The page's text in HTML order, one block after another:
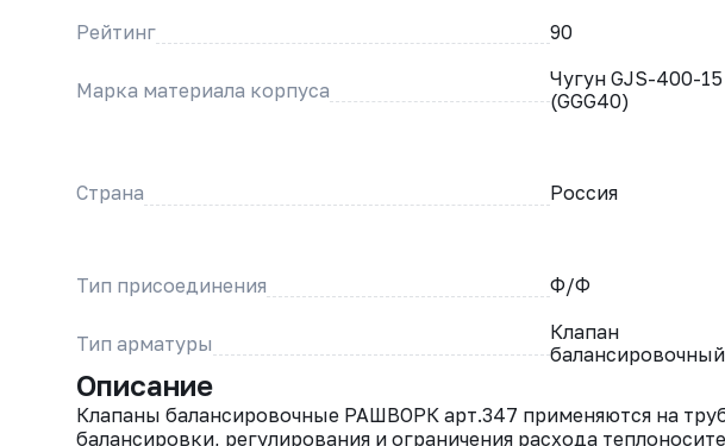
Рейтинг
90
Марка материала корпуса
Чугун GJS-400-15
(GGG40)
Страна Россия
Тип присоединения Ф/Ф
Тип арматуры
Клапан
балансировочный
Описание
Клапаны балансировочные РАШВОРК арт.347 применяются на
балансировки, регулирования и ограничения расхода